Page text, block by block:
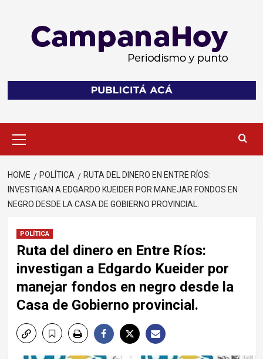
Menu
HOME POLÍTICA
RUTA DEL DINERO EN ENTRE RÍOS:
INVESTIGAN A EDGARDO KUEIDER POR MANEJAR FONDOS EN
NEGRO DESDE LA CASA DE GOBIERNO PROVINCIAL.
POLÍTICA
Ruta del dinero en Entre Ríos:
investigan a Edgardo Kueider por
manejar fondos en negro desde la
Casa de Gobierno provincial.